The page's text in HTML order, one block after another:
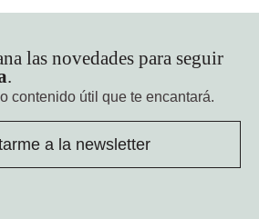
las novedades para seguir
.
contenido útil que te encantará.
a la newsletter